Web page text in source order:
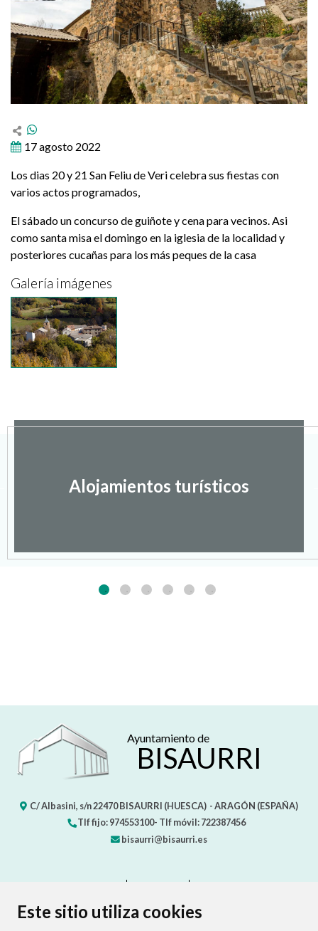
Este sitio utiliza cookies
17 agosto 2022
Los dias 20 y 21 San Feliu de Veri celebra sus fiestas con
varios actos programados,
El sábado un concurso de guiñote y cena para vecinos. Asi
como santa misa el domingo en la iglesia de la localidad y
posteriores cucañas para los más peques de la casa
Galería imágenes
Alojamientos turísticos
Ayuntamiento de
BISAURRI
C/ Albasini, s/n22470BISAURRI (HUESCA) - ARAGÓN (ESPAÑA)
Tlf fijo: 974553100- Tlf móvil: 722387456
bisaurri@bisaurri.es
PROTECCIÓN DE DATOS
POLÍTICA DE COOKIES